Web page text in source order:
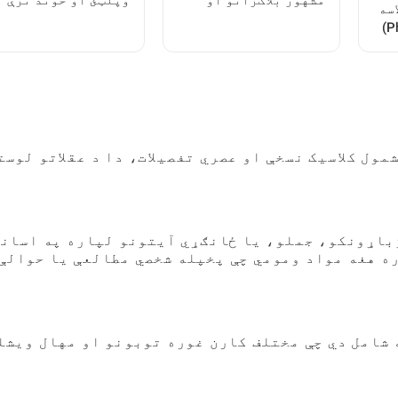
کولو (Photo Recovery)
کلاسیک نسخې او عصري تفصیلات، دا د عقلاتو
جملو، یا ځانګړي آیتونو لپاره په
هغه مواد ومومي چې پخپله شخصي مطالعې یا
شامل دي چې مختلف کارن غوره توبونو او مهال